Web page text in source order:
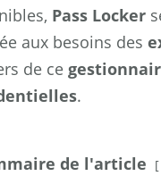
Pass Locker
aux besoins des
de ce
.
de l'article